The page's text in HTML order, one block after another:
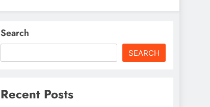
Search
SEARCH
Recent Posts